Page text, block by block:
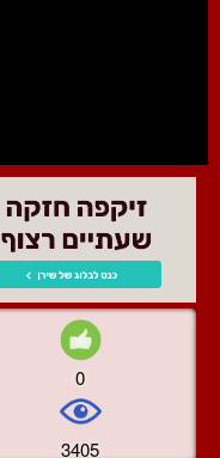
0
3405